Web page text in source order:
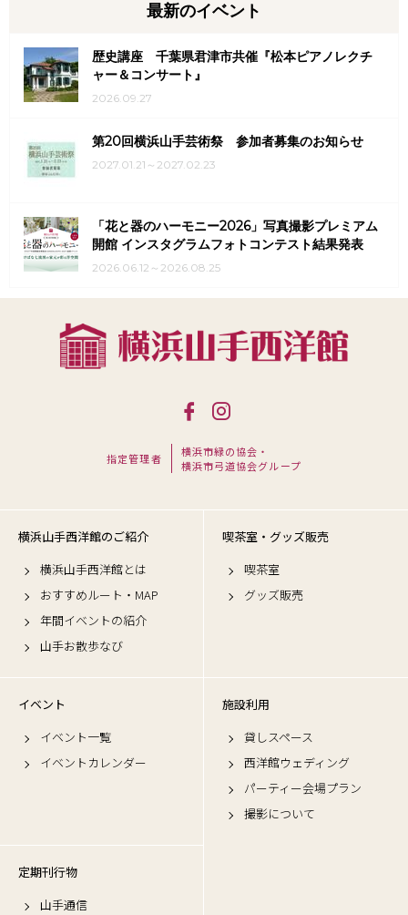
最新のイベント
歴史講座 千葉県君津市共催『松本ピアノレクチ
ャー＆コンサート』
2026.09.27
第20回横浜山手芸術祭 参加者募集のお知らせ
2027.01.21～2027.02.23
「花と器のハーモニー2026」写真撮影プレミアム
開館 インスタグラムフォトコンテスト結果発表
2026.06.12～2026.08.25
指定管理者
横浜市緑の協会・
横浜市弓道協会グループ
横浜山手西洋館のご紹介
横浜山手西洋館とは
おすすめルート・MAP
年間イベントの紹介
山手お散歩なび
喫茶室・グッズ販売
喫茶室
グッズ販売
イベント
イベント一覧
イベントカレンダー
施設利用
貸しスペース
西洋館ウェディング
パーティー会場プラン
撮影について
定期刊行物
山手通信